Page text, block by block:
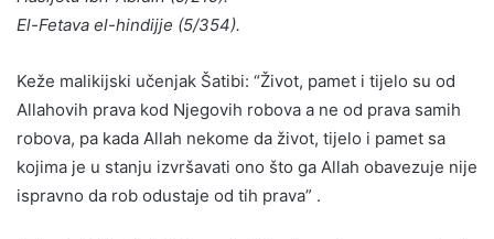
El-Fetava el-hindijje (5/354).
Keže malikijski učenjak Šatibi: “Život, pamet i tijelo su od
Allahovih prava kod Njegovih robova a ne od prava samih
robova, pa kada Allah nekome da život, tijelo i pamet sa
kojima je u stanju izvršavati ono što ga Allah obavezuje nije
ispravno da rob odustaje od tih prava” .